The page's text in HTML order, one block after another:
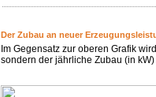
Der Zubau an neuer
Im Gegensatz zur oberen Grafik
sondern der jährliche Zubau (in